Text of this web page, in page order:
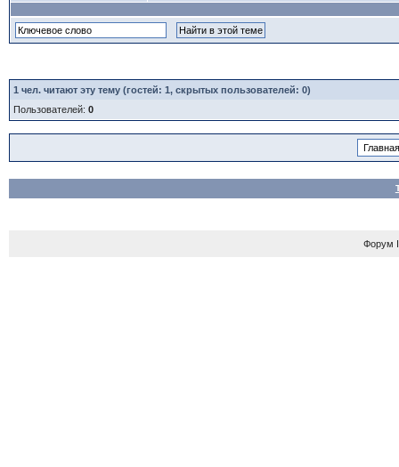
1 чел. читают эту тему (гостей: 1, скрытых пользователей: 0)
Пользователей: 0
Форум